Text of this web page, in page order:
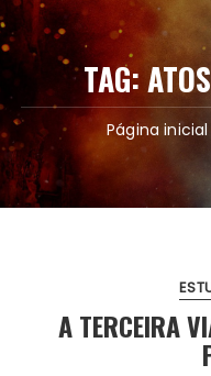
TAG:
Página inicial
A TERCEIRA